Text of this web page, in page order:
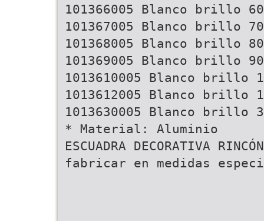
101366005 Blanco brillo
101367005 Blanco brillo
101368005 Blanco brillo
101369005 Blanco brillo
1013610005 Blanco brillo
1013612005 Blanco brillo
1013630005 Blanco brillo
* Material: Aluminio
ESCUADRA DECORATIVA
fabricar en medidas